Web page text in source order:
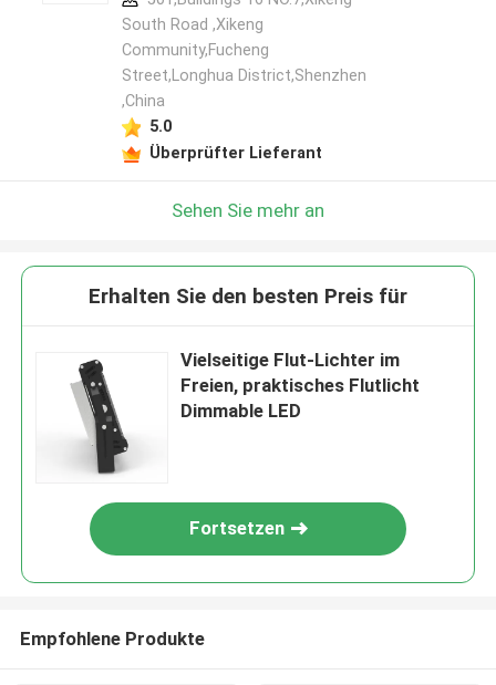
South Road ,Xikeng
Community,Fucheng
Street,Longhua District,Shenzhen
,China
5.0
Überprüfter Lieferant
Sehen Sie mehr an
Erhalten Sie den besten Preis für
Vielseitige Flut-Lichter im
Freien, praktisches Flutlicht
Dimmable LED
Fortsetzen
Empfohlene Produkte